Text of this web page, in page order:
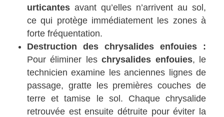
urticantes avant qu’elles n’arrivent au sol,
ce qui protège immédiatement les zones à
forte fréquentation.
Destruction des chrysalides enfouies :
Pour éliminer leschrysalides enfouies, le
technicien examine les anciennes lignes de
passage, gratte les premières couches de
terre et tamise le sol. Chaque chrysalide
retrouvée est ensuite détruite pour éviter la